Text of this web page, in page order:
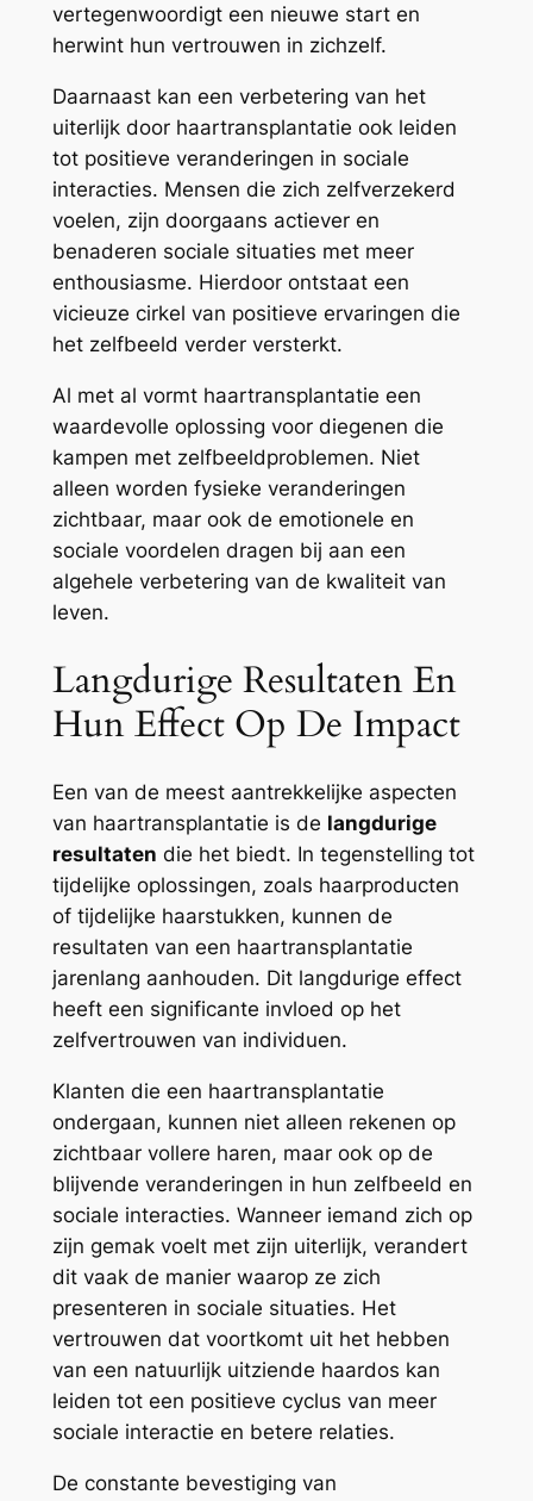
vertegenwoordigt een nieuwe start en
herwint hun vertrouwen in zichzelf.
Daarnaast kan een verbetering van het
uiterlijk door haartransplantatie ook leiden
tot positieve veranderingen in sociale
interacties. Mensen die zich zelfverzekerd
voelen, zijn doorgaans actiever en
benaderen sociale situaties met meer
enthousiasme. Hierdoor ontstaat een
vicieuze cirkel van positieve ervaringen die
het zelfbeeld verder versterkt.
Al met al vormt haartransplantatie een
waardevolle oplossing voor diegenen die
kampen met zelfbeeldproblemen. Niet
alleen worden fysieke veranderingen
zichtbaar, maar ook de emotionele en
sociale voordelen dragen bij aan een
algehele verbetering van de kwaliteit van
leven.
Langdurige Resultaten En
Hun Effect Op De Impact
Een van de meest aantrekkelijke aspecten
van haartransplantatie is de langdurige
resultaten die het biedt. In tegenstelling tot
tijdelijke oplossingen, zoals haarproducten
of tijdelijke haarstukken, kunnen de
resultaten van een haartransplantatie
jarenlang aanhouden. Dit langdurige effect
heeft een significante invloed op het
zelfvertrouwen van individuen.
Klanten die een haartransplantatie
ondergaan, kunnen niet alleen rekenen op
zichtbaar vollere haren, maar ook op de
blijvende veranderingen in hun zelfbeeld en
sociale interacties. Wanneer iemand zich op
zijn gemak voelt met zijn uiterlijk, verandert
dit vaak de manier waarop ze zich
presenteren in sociale situaties. Het
vertrouwen dat voortkomt uit het hebben
van een natuurlijk uitziende haardos kan
leiden tot een positieve cyclus van meer
sociale interactie en betere relaties.
De constante bevestiging van